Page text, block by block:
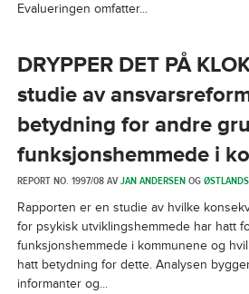
Evalueringen omfatter...
DRYPPER DET PÅ
studie av
betydning for andre
funksjonshemmede i
REPORT NO. 1997/08 AVJAN ANDERSENOG
Rapporten er en studie av hvilke
for psykisk utviklingshemmede har hatt
funksjonshemmede i kommunene og
hatt betydning for dette. Analysen
informanter og...